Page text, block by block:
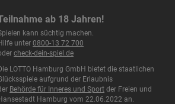
ab 18 Jahren!
kann süchtig machen.
unter 0800-13 72 700
check-dein-spiel.de
LOTTO Hamburg GmbH bietet die staatlichen
aufgrund der Erlaubnis
Behörde für Inneres und Sport der Freien und
Hamburg vom 22.06.2022 an.